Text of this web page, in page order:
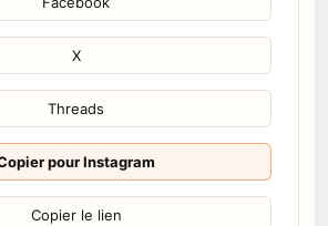
X
Threads
pour Instagram
Copier le lien